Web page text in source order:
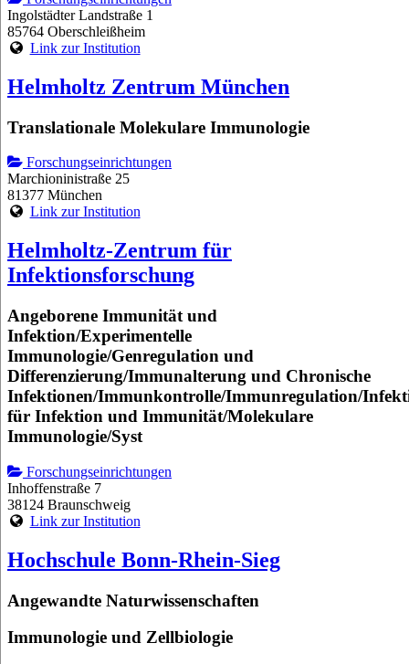
Ingolstädter Landstraße 1
85764 Oberschleißheim
Link zur Institution
Helmholtz Zentrum München
Translationale Molekulare Immunologie
Forschungseinrichtungen
Marchioninistraße 25
81377 München
Link zur Institution
Helmholtz-Zentrum für
Infektionsforschung
Angeborene Immunität und
Infektion/Experimentelle
Immunologie/Genregulation und
Differenzierung/Immunalterung und Chronische
Infektionen/Immunkontrolle/Immunregulation/
für Infektion und Immunität/Molekulare
Immunologie/Syst
Forschungseinrichtungen
Inhoffenstraße 7
38124 Braunschweig
Link zur Institution
Hochschule Bonn-Rhein-Sieg
Angewandte Naturwissenschaften
Immunologie und Zellbiologie